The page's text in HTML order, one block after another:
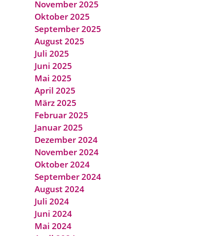
November 2025
Oktober 2025
September 2025
August 2025
Juli 2025
Juni 2025
Mai 2025
April 2025
März 2025
Februar 2025
Januar 2025
Dezember 2024
November 2024
Oktober 2024
September 2024
August 2024
Juli 2024
Juni 2024
Mai 2024